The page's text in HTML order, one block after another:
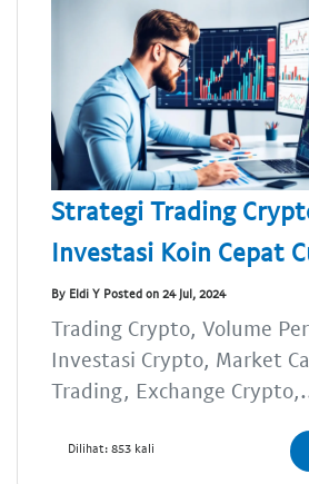
Strategi Trading
Investasi Koin Cepat
By Eldi Y Posted on 24 Jul, 2024
Trading Crypto, Volume
Investasi Crypto, Market
Trading, Exchange
Dilihat: 853 kali